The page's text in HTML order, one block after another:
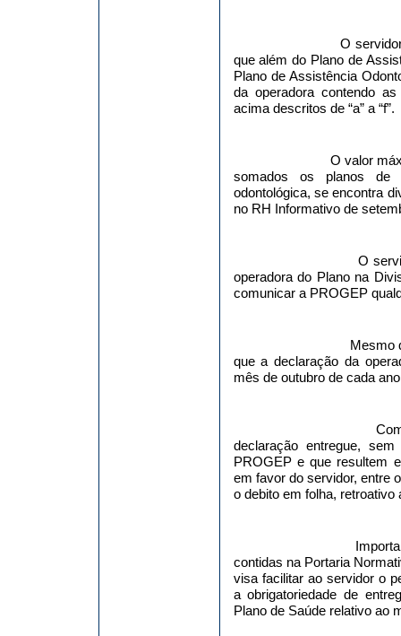
O
que além do Plano de
Plano de Assistência
da operadora contendo
acima descritos de “a” a “f”.
O valor
somados os planos de
odontológica, se encontra
no RH Informativo de
O
operadora do Plano na
comunicar a PROGEP
Mesmo
que a declaração da
mês de outubro de cada
declaração entregue,
PROGEP e que resultem
em favor do servidor, entre
o debito em folha, retroativo
contidas na Portaria
visa facilitar ao servidor o
a obrigatoriedade de
Plano de Saúde relativo ao